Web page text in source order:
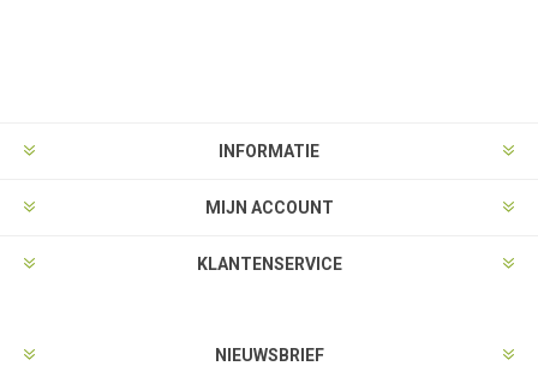
INFORMATIE
MIJN ACCOUNT
KLANTENSERVICE
NIEUWSBRIEF